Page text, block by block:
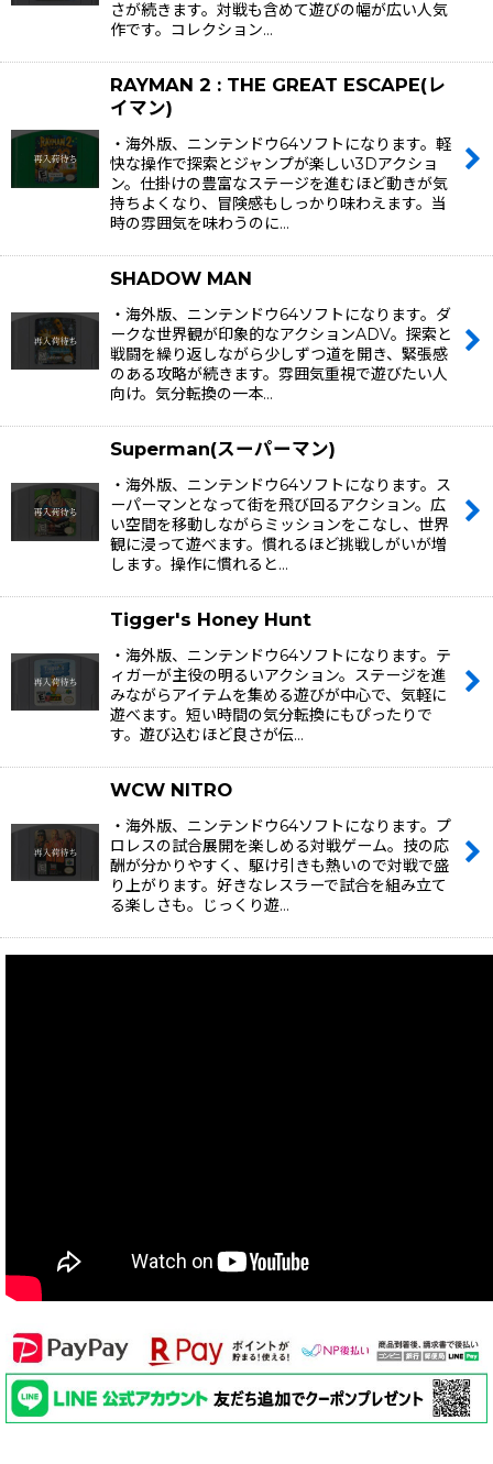
さが続きます。対戦も含めて遊びの幅が広い人気
作です。コレクション…
RAYMAN 2 : THE GREAT ESCAPE(レ
イマン)
・海外版、ニンテンドウ64ソフトになります。軽
快な操作で探索とジャンプが楽しい3Dアクショ
ン。仕掛けの豊富なステージを進むほど動きが気
持ちよくなり、冒険感もしっかり味わえます。当
時の雰囲気を味わうのに…
SHADOW MAN
・海外版、ニンテンドウ64ソフトになります。ダ
ークな世界観が印象的なアクションADV。探索と
戦闘を繰り返しながら少しずつ道を開き、緊張感
のある攻略が続きます。雰囲気重視で遊びたい人
向け。気分転換の一本…
Superman(スーパーマン)
・海外版、ニンテンドウ64ソフトになります。ス
ーパーマンとなって街を飛び回るアクション。広
い空間を移動しながらミッションをこなし、世界
観に浸って遊べます。慣れるほど挑戦しがいが増
します。操作に慣れると…
Tigger's Honey Hunt
・海外版、ニンテンドウ64ソフトになります。テ
ィガーが主役の明るいアクション。ステージを進
みながらアイテムを集める遊びが中心で、気軽に
遊べます。短い時間の気分転換にもぴったりで
す。遊び込むほど良さが伝…
WCW NITRO
・海外版、ニンテンドウ64ソフトになります。プ
ロレスの試合展開を楽しめる対戦ゲーム。技の応
酬が分かりやすく、駆け引きも熱いので対戦で盛
り上がります。好きなレスラーで試合を組み立て
る楽しさも。じっくり遊…